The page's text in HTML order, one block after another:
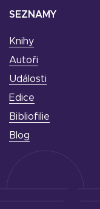
SEZNAMY
Knihy
Autoři
Události
Edice
Bibliofilie
Blog